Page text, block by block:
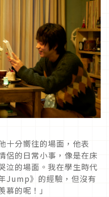
十分嚮往的場面，他表
侶的日常小事，像是在床
泣的場面。我在學生時代
Jump》的經驗，但沒有
的呢！」